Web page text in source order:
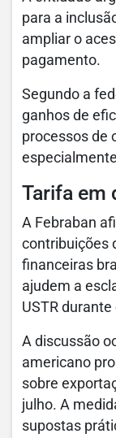
para a
ampliar o
pagamento.
Segundo a
ganhos de
processos de
Tarifa em
A Febraban
contribuições
financeiras
ajudem a
USTR
A discussão
americano
sobre
julho. A
supostas